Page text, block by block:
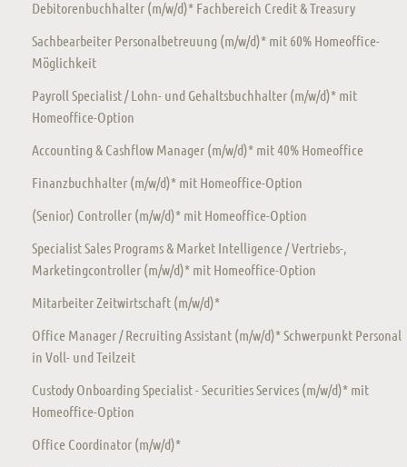
Debitorenbuchhalter (m/w/d)* Fachbereich Credit & Treasury
Sachbearbeiter Personalbetreuung (m/w/d)* mit 60% Homeoffice-
Möglichkeit
Payroll Specialist / Lohn- und Gehaltsbuchhalter (m/w/d)* mit
Homeoffice-Option
Accounting & Cashflow Manager (m/w/d)* mit 40% Homeoffice
Finanzbuchhalter (m/w/d)* mit Homeoffice-Option
(Senior) Controller (m/w/d)* mit Homeoffice-Option
Specialist Sales Programs & Market Intelligence / Vertriebs-,
Marketingcontroller (m/w/d)* mit Homeoffice-Option
Mitarbeiter Zeitwirtschaft (m/w/d)*
Office Manager / Recruiting Assistant (m/w/d)* Schwerpunkt Personal
in Voll- und Teilzeit
Custody Onboarding Specialist - Securities Services (m/w/d)* mit
Homeoffice-Option
Office Coordinator (m/w/d)*